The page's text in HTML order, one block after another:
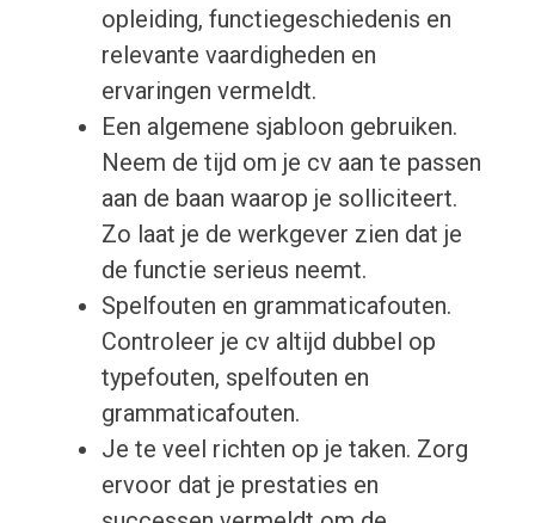
opleiding, functiegeschiedenis en
relevante vaardigheden en
ervaringen vermeldt.
Een algemene sjabloon gebruiken.
Neem de tijd om je cv aan te passen
aan de baan waarop je solliciteert.
Zo laat je de werkgever zien dat je
de functie serieus neemt.
Spelfouten en grammaticafouten.
Controleer je cv altijd dubbel op
typefouten, spelfouten en
grammaticafouten.
Je te veel richten op je taken. Zorg
ervoor dat je prestaties en